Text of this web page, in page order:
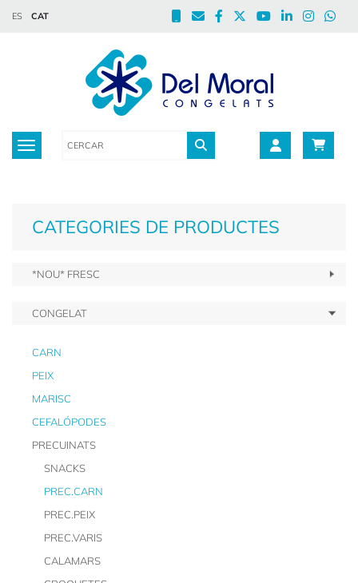
ES CAT
Toggle navigation
CATEGORIES DE PRODUCTES
*NOU* FRESC
CONGELAT
CARN
PEIX
MARISC
CEFALÓPODES
PRECUINATS
SNACKS
PREC.CARN
PREC.PEIX
PREC.VARIS
CALAMARS